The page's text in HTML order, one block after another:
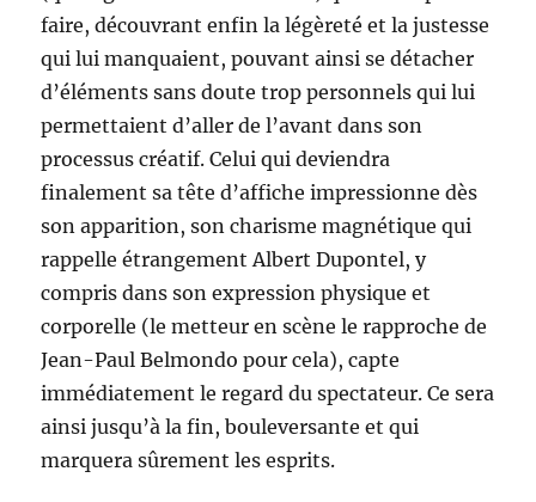
faire, découvrant enfin la légèreté et la justesse
qui lui manquaient, pouvant ainsi se détacher
d’éléments sans doute trop personnels qui lui
permettaient d’aller de l’avant dans son
processus créatif. Celui qui deviendra
finalement sa tête d’affiche impressionne dès
son apparition, son charisme magnétique qui
rappelle étrangement Albert Dupontel, y
compris dans son expression physique et
corporelle (le metteur en scène le rapproche de
Jean-Paul Belmondo pour cela), capte
immédiatement le regard du spectateur. Ce sera
ainsi jusqu’à la fin, bouleversante et qui
marquera sûrement les esprits.